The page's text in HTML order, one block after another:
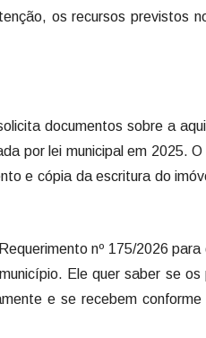
os recursos previstos
documentos sobre a
por lei municipal em 2025. O
e cópia da escritura do
nº 175/2026 para
Ele quer saber se os
e se recebem conforme